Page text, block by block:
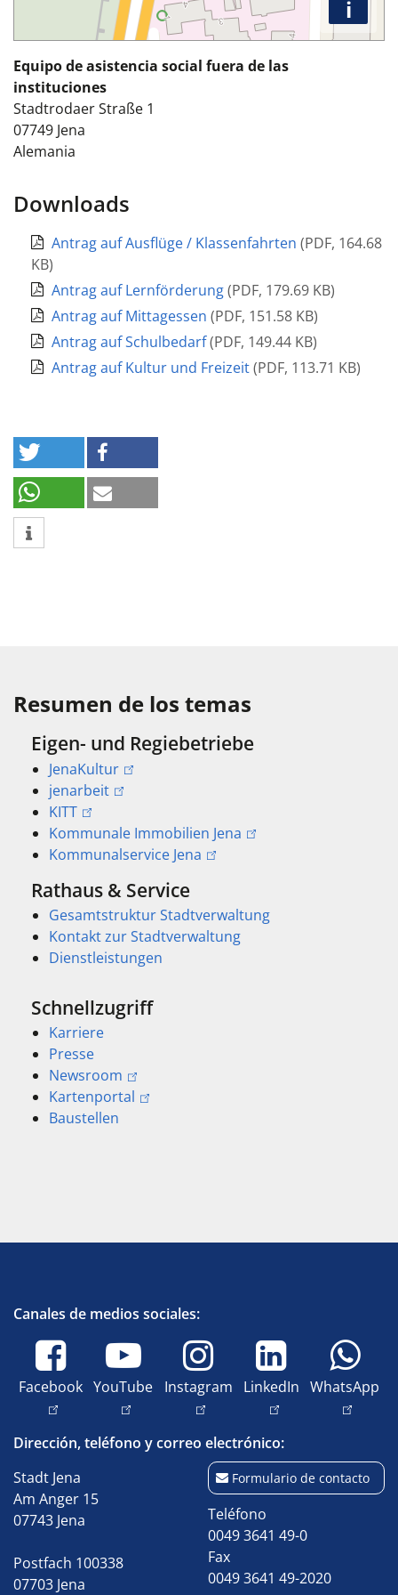
i
Equipo de asistencia social fuera de las
instituciones
Stadtrodaer Straße 1
07749 Jena
Alemania
Downloads
Antrag auf Ausflüge / Klassenfahrten (PDF, 164.68
KB)
Antrag auf Lernförderung(PDF, 179.69 KB)
Antrag auf Mittagessen (PDF, 151.58 KB)
Antrag auf Schulbedarf(PDF, 149.44 KB)
Antrag auf Kultur und Freizeit(PDF, 113.71 KB)
Resumen de los temas
Eigen- und Regiebetriebe
JenaKultur
jenarbeit
KITT
Kommunale Immobilien Jena
Kommunalservice Jena
Rathaus & Service
Gesamtstruktur Stadtverwaltung
Kontakt zur Stadtverwaltung
Dienstleistungen
Schnellzugriff
Karriere
Presse
Newsroom
Kartenportal
Baustellen
Canales de medios sociales:
Facebook YouTube Instagram LinkedIn WhatsApp
Dirección, teléfono y correo electrónico:
Stadt Jena
Am Anger 15
07743 Jena
Postfach 100338
07703 Jena
Formulario de contacto
Teléfono
0049 3641 49-0
Fax
0049 3641 49-2020